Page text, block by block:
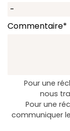
Commentaire*
Pour une
nous
Pour une
communiquer